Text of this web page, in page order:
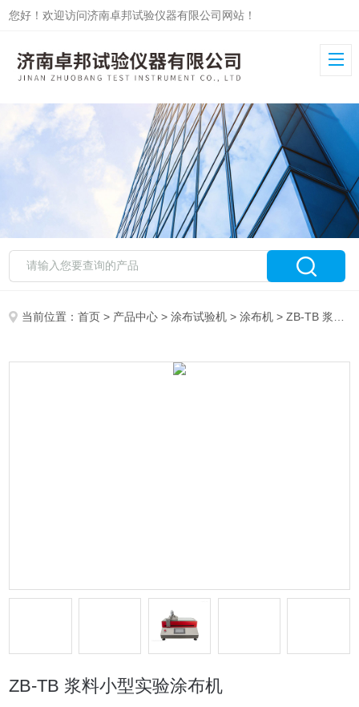
您好！欢迎访问济南卓邦试验仪器有限公司网站！
当前位置：首页 > 产品中心 >涂布试验机 >涂布机 > ZB-TB 浆料小型实验涂布机
ZB-TB 浆料小型实验涂布机